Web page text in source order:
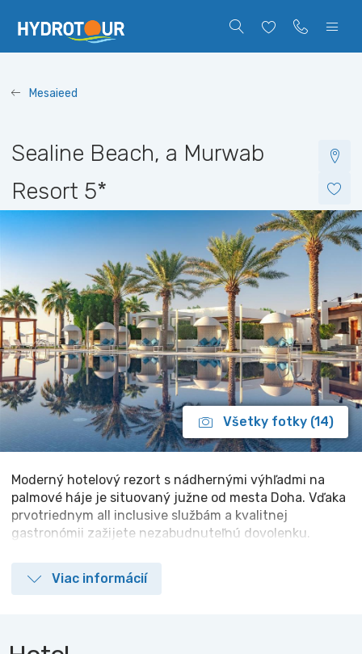
Mesaieed
Sealine Beach, a Murwab
Resort 5*
Všetky fotky (14)
Moderný hotelový rezort s nádhernými výhľadmi na
palmové háje je situovaný južne od mesta Doha. Vďaka
prvotriednym all inclusive službám a kvalitnej
gastronómii zažijete nezabudnuteľnú dovolenku.
Viac informácií